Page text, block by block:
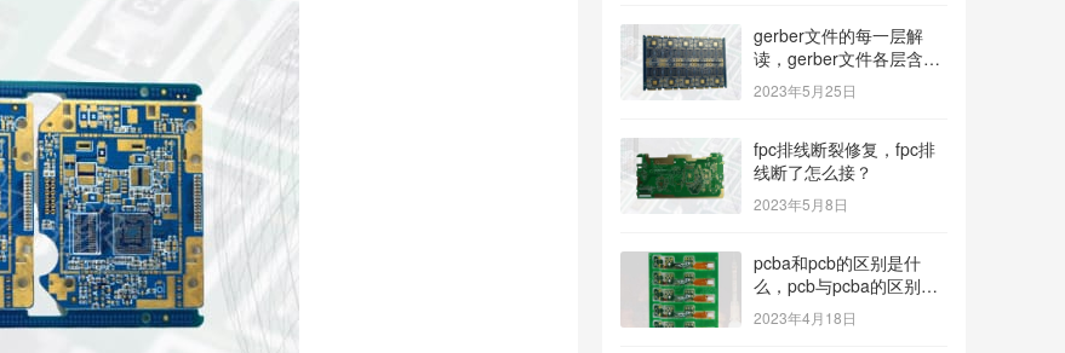
gerber文件的每一层解
读，gerber文件各层含
义？
2023年5月25日
fpc排线断裂修复，fpc排
线断了怎么接？
2023年5月8日
pcba和pcb的区别是什
么，pcb与pcba的区别与
联系？
2023年4月18日